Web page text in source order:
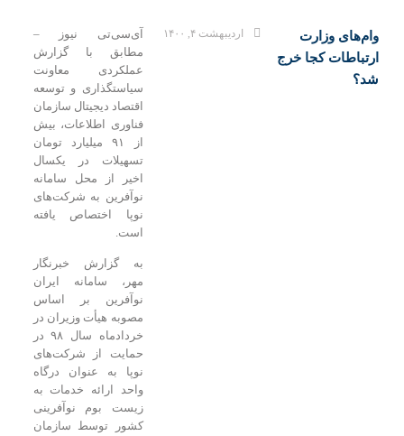
وزارت
کجا خرج
اردیبهشت ۴, ۱۴۰۰
آی‌سی‌تی نیوز –
مطابق با گزارش‌
عملکردی معاونت
سیاستگذاری و توسعه
اقتصاد دیجیتال سازمان
فناوری اطلاعات، بیش
از ۹۱ میلیارد تومان
تسهیلات در یکسال
اخیر از محل سامانه
نوآفرین به شرکت‌های
نوپا اختصاص یافته
به گزارش خبرنگار
مهر، سامانه ایران
نوآفرین بر اساس
مصوبه هیأت وزیران در
خردادماه سال ۹۸ در
حمایت از شرکت‌های
نوپا به عنوان درگاه
واحد ارائه خدمات به
زیست بوم نوآفرینی
کشور توسط سازمان